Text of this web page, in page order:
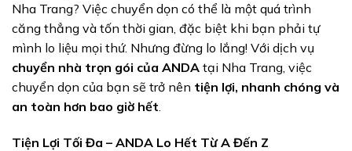
Nha Trang? Việc chuyển dọn có thể là một quá trình
căng thẳng và tốn thời gian, đặc biệt khi bạn phải tự
mình lo liệu mọi thứ. Nhưng đừng lo lắng! Với dịch vụ
chuyển nhà trọn gói của ANDA tại Nha Trang, việc
chuyển dọn của bạn sẽ trở nên tiện lợi, nhanh chóng và
an toàn hơn bao giờ hết.
Tiện Lợi Tối Đa – ANDA Lo Hết Từ A Đến Z